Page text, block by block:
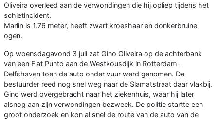
Oliveira overleed aan de verwondingen die hij opliep tijdens het
schietincident.
Marlin is 1.76 meter, heeft zwart kroeshaar en donkerbruine
ogen.
Op woensdagavond 3 juli zat Gino Oliveira op de achterbank
van een Fiat Punto aan de Westkousdijk in Rotterdam-
Delfshaven toen de auto onder vuur werd genomen. De
bestuurder reed nog snel weg naar de Slamatstraat daar vlakbij.
Gino werd overgebracht naar het ziekenhuis, waar hij later
alsnog aan zijn verwondingen bezweek. De politie startte een
groot onderzoek en kon al snel de route van de auto van de